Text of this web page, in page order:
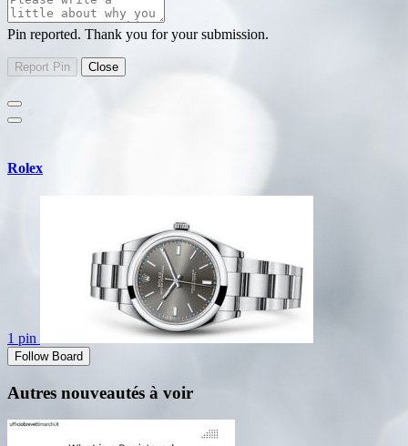
Pin reported. Thank you for your submission.
Rolex
1 pin
Follow Board
Autres nouveautés à voir